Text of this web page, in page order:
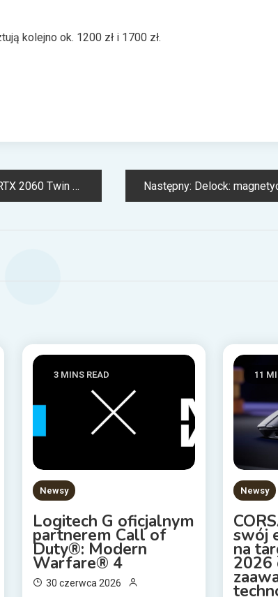
kolejno ok. 1200 zł i 1700 zł.
X2 wkracza na scenę Następny: Delock:
3 MINS READ
Newsy
Logitech G oficjalnym
partnerem Call of
Duty®: Modern
Warfare® 4
30 czerwca 2026
11
Newsy
swój
na
2026